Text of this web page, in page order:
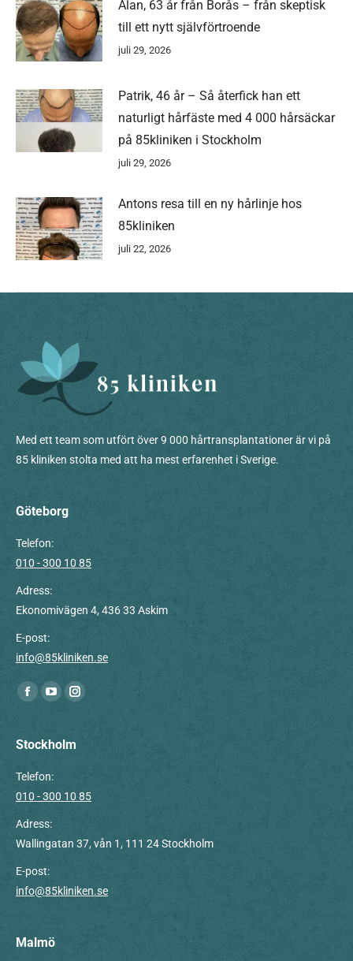
Alan, 63 år från Borås – från skeptisk
till ett nytt självförtroende
juli 29, 2026
Patrik, 46 år – Så återfick han ett
naturligt hårfäste med 4 000 hårsäckar
på 85kliniken i Stockholm
juli 29, 2026
Antons resa till en ny hårlinje hos
85kliniken
juli 22, 2026
Med ett team som utfört över 9 000 hårtransplantationer är vi på
85 kliniken stolta med att ha mest erfarenhet i Sverige.
Göteborg
Telefon:
010 - 300 10 85
Adress:
Ekonomivägen 4, 436 33 Askim
E-post:
info@85kliniken.se
Du hittar oss på:
Facebook
opens
new
window
YouTube
opens
new
window
Instagram
opens
window
Stockholm
Telefon:
010 - 300 10 85
Adress:
Wallingatan 37, vån 1, 111 24 Stockholm
E-post:
info@85kliniken.se
Malmö